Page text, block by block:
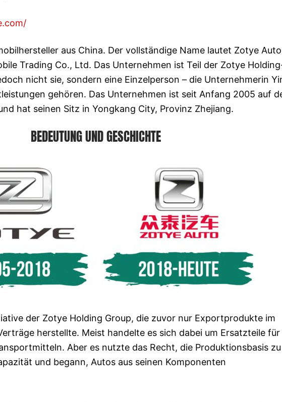
aus China. Der vollständige Name lautet Zotye
Trading Co., Ltd. Das Unternehmen ist Teil der Zotye
nicht sie, sondern eine Einzelperson – die Unternehmerin
gehören. Das Unternehmen ist seit Anfang 2005 auf
hat seinen Sitz in Yongkang City, Provinz Zhejiang.
BEDEUTUNG UND GESCHICHTE
der Zotye Holding Group, die zuvor nur Exportprodukte im
herstellte. Meist handelte es sich dabei um Ersatzteile für
Aber es nutzte das Recht, die Produktionsbasis zu
und begann, Autos aus seinen Komponenten